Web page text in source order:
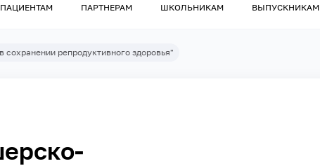
ПАЦИЕНТАМ ПАРТНЕРАМ ШКОЛЬНИКАМ ВЫПУСКНИКАМ
репродуктивного здоровья"